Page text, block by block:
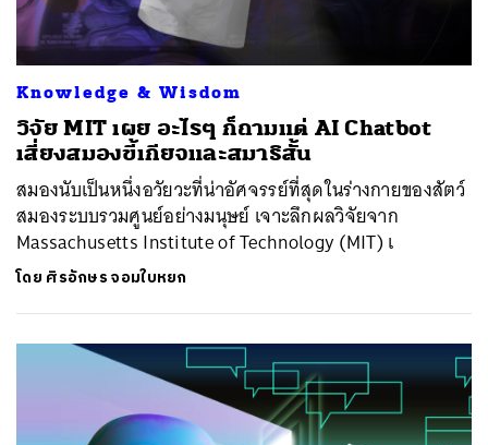
Knowledge & Wisdom
วิจัย MIT เผย อะไรๆ ก็ถามแต่ AI Chatbot
เสี่ยงสมองขี้เกียจและสมาธิสั้น
สมองนับเป็นหนึ่งอวัยวะที่น่าอัศจรรย์ที่สุดในร่างกายของสัตว์
สมองระบบรวมศูนย์อย่างมนุษย์ เจาะลึกผลวิจัยจาก
Massachusetts Institute of Technology (MIT) เ
โดย ศิรอักษร จอมใบหยก